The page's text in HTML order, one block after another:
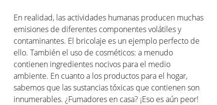
En realidad, las actividades humanas producen muchas
emisiones de diferentes componentes volátiles y
contaminantes. El bricolaje es un ejemplo perfecto de
ello. También el uso de cosméticos: a menudo
contienen ingredientes nocivos para el medio
ambiente. En cuanto a los productos para el hogar,
sabemos que las sustancias tóxicas que contienen son
innumerables. ¿Fumadores en casa? ¡Eso es aún peor!